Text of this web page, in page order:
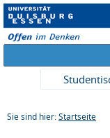
Sie sind hier: Startseite